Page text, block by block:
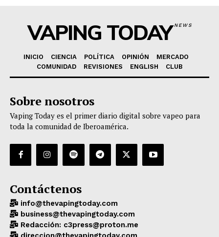
VAPING TODAYNEWS
INICIO CIENCIA POLÍTICA OPINIÓN
MERCADO
COMUNIDAD
REVISIONES ENGLISH CLUB
Sobre nosotros
Vaping Today es el primer diario digital sobre vapeo para
toda la comunidad de Iberoamérica.
Contáctenos
info@thevapingtoday.com
business@thevapingtoday.com
Redacción: c3press@proton.me